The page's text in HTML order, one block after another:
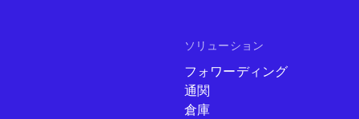
ソリューション
フォワーディング
通関
倉庫